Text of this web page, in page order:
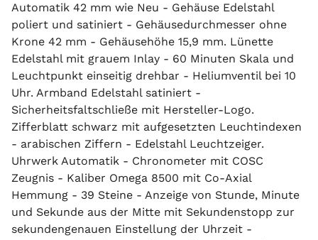
Automatik 42 mm wie Neu - Gehäuse Edelstahl
poliert und satiniert - Gehäusedurchmesser ohne
Krone 42 mm - Gehäusehöhe 15,9 mm. Lünette
Edelstahl mit grauem Inlay - 60 Minuten Skala und
Leuchtpunkt einseitig drehbar - Heliumventil bei 10
Uhr. Armband Edelstahl satiniert -
Sicherheitsfaltschließe mit Hersteller-Logo.
Zifferblatt schwarz mit aufgesetzten Leuchtindexen
- arabischen Ziffern - Edelstahl Leuchtzeiger.
Uhrwerk Automatik - Chronometer mit COSC
Zeugnis - Kaliber Omega 8500 mit Co-Axial
Hemmung - 39 Steine - Anzeige von Stunde, Minute
und Sekunde aus der Mitte mit Sekundenstopp zur
sekundengenauen Einstellung der Uhrzeit -